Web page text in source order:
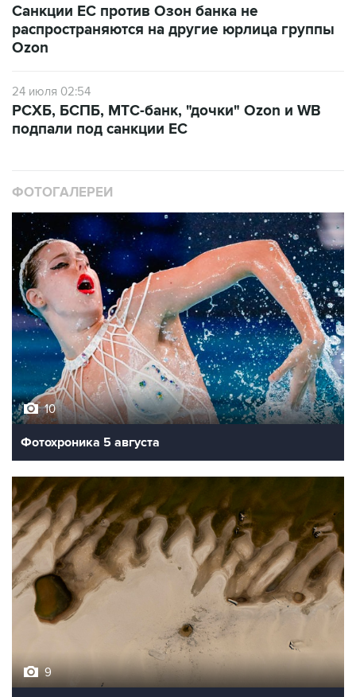
Санкции ЕС против Озон банка не
распространяются на другие юрлица группы
Ozon
24 июля 02:54
РСХБ, БСПБ, МТС-банк, "дочки" Ozon и WB
подпали под санкции ЕС
ФОТОГАЛЕРЕИ
10
Фотохроника 5 августа
9